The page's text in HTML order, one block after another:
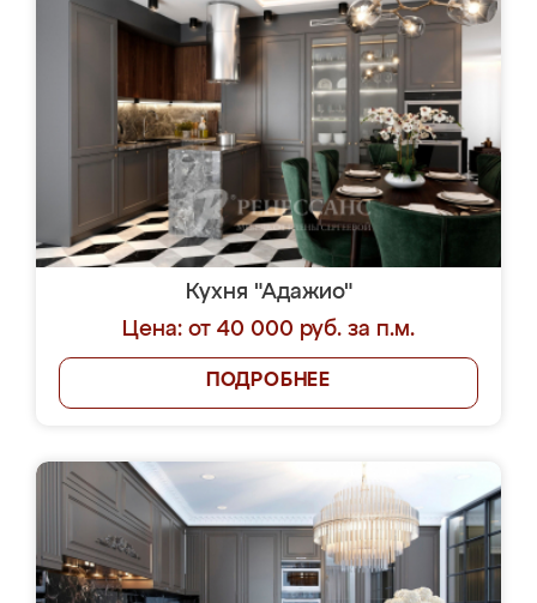
Кухня "Адажио"
Цена: от 40 000 руб. за п.м.
ПОДРОБНЕЕ